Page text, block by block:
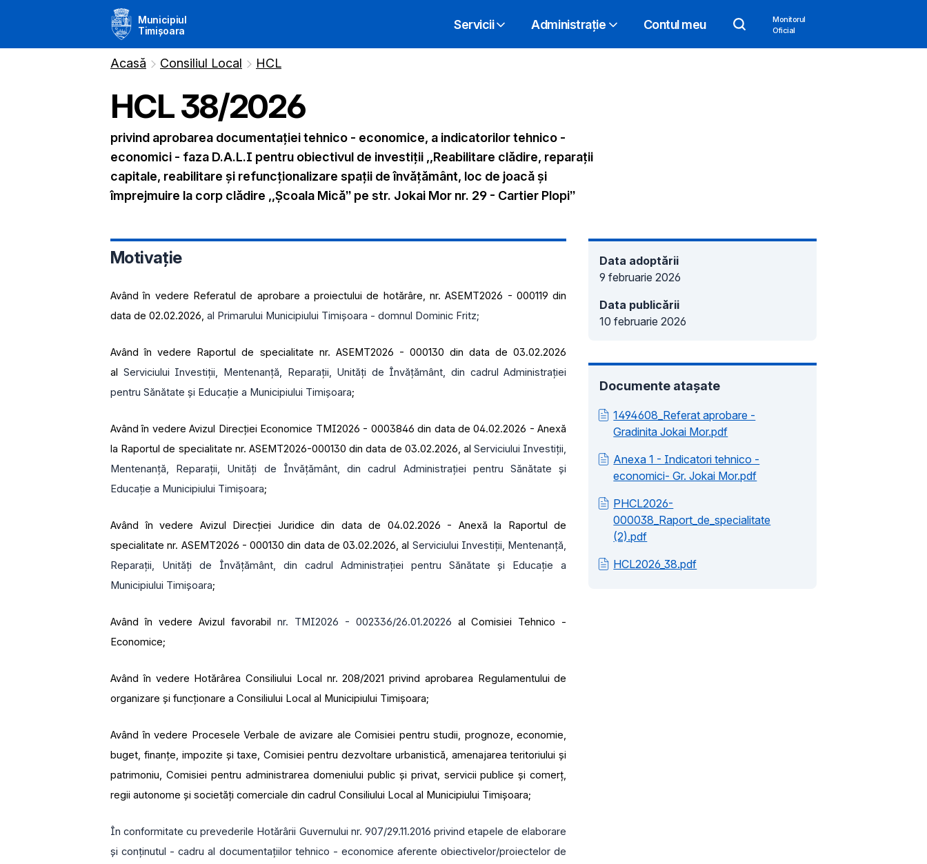
Municipiul
Timișoara
Servicii Administrație Contul meu
Monitorul
Oficial
Acasă Consiliul Local HCL
HCL38/2026
privind aprobarea documentației tehnico - economice, a indicatorilor tehnico -
economici - faza D.A.L.I pentru obiectivul de investiții ,,Reabilitare clădire, reparații
capitale, reabilitare și refuncționalizare spații de învățământ, loc de joacă și
împrejmuire la corp clădire ,,Școala Mică’’ pe str. Jokai Mor nr. 29 - Cartier Plopi’’
Motivație
Având în vedere Referatul de aprobare a proiectului de hotărâre, nr. ASEMT2026 - 000119 din
data de 02.02.2026, al Primarului Municipiului Timişoara - domnul Dominic Fritz;
Având în vedere Raportul de specialitate nr. ASEMT2026 - 000130 din data de 03.02.2026
al Serviciului Investiții, Mentenanță, Reparații, Unități de Învățământ, din cadrul Administrației
pentru Sănătate și Educație a Municipiului Timișoara;
Având în vedere Avizul Direcției Economice TMI2026 - 0003846 din data de 04.02.2026 - Anexă
la Raportul de specialitate nr. ASEMT2026-000130 din data de 03.02.2026, alServiciului Investiții,
Mentenanță, Reparații, Unități de Învățământ, din cadrul Administrației pentru Sănătate și
Educație a Municipiului Timișoara;
Având în vedere Avizul Direcției Juridice din data de 04.02.2026 - Anexă la Raportul de
specialitate nr. ASEMT2026 - 000130 din data de 03.02.2026, al Serviciului Investiții, Mentenanță,
Reparații, Unități de Învățământ, din cadrul Administrației pentru Sănătate și Educație a
Municipiului Timișoara;
Având în vedere Avizul favorabil nr. TMI2026 - 002336/26.01.20226 al Comisiei Tehnico -
Economice;
Având în vedere Hotărârea Consiliului Local nr. 208/2021 privind aprobarea Regulamentului de
organizare și funcționare a Consiliului Local al Municipiului Timișoara;
Având în vedere Procesele Verbale de avizare ale Comisiei pentru studii, prognoze, economie,
buget, finanţe, impozite şi taxe, Comisiei pentru dezvoltare urbanistică, amenajarea teritoriului şi
patrimoniu, Comisiei pentru administrarea domeniului public şi privat, servicii publice şi comerţ,
regii autonome şi societăţi comerciale din cadrul Consiliului Local al Municipiului Timişoara;
În conformitate cu prevederile Hotărârii Guvernului nr. 907/29.11.2016 privind etapele de elaborare
şi conţinutul - cadru al documentaţiilor tehnico - economice aferente obiectivelor/proiectelor de
Data adoptării
9 februarie 2026
Data publicării
10 februarie 2026
Documente atașate
1494608_Referat aprobare -
Gradinita Jokai Mor.pdf
Anexa 1 - Indicatori tehnico -
economici- Gr. Jokai Mor.pdf
PHCL2026-
000038_Raport_de_specialitate
(2).pdf
HCL2026_38.pdf